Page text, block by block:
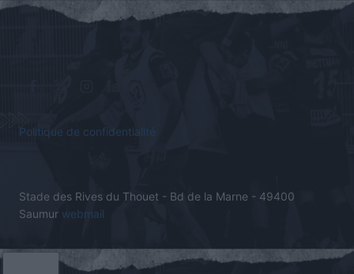
Politique de confidentialité
Stade des Rives du Thouet - Bd de la Marne - 49400
Saumur webmail